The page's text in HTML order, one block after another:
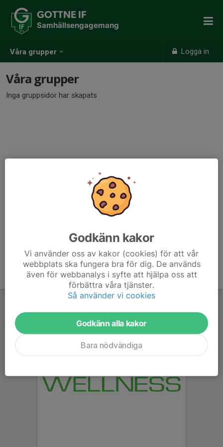
Våra grupper Logga in
GOTTNE IF
Samhällsengagemang
Våra grupper
Inga gruppsidor har skapats
Godkänn kakor
Vi använder oss av kakor (cookies) för att vår
webbplats ska fungera bra för dig. De används
även för webbanalys i syfte att hjälpa oss att
förbättra våra tjänster.
Så använder vi cookies
Godkänn alla kakor
Bara nödvändiga